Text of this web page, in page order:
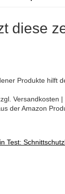
diese
Produkte hilft
der Amazon
Test: